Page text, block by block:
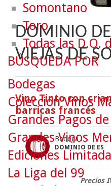
DOMINIO
VIEJAS DE
Vino Tinto con
barricas francés
Bodega :
DOMINIO DE ES
Precios
Somontano
Toro
Todas las D.O.
BÚSQUEDA POR
Bodegas
Colección Vinos
Grandes Pagos
Grandes Vinos
Ediciones
La Liga del 99